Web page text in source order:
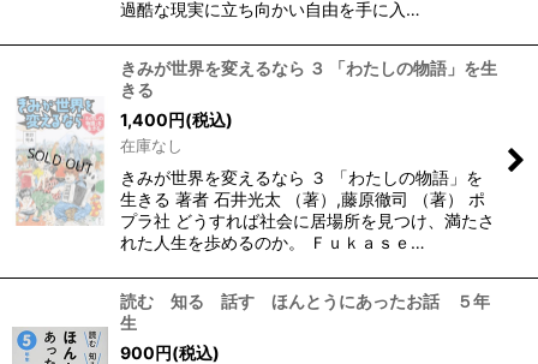
過酷な現実に立ち向かい自由を手に入…
きみが世界を変えるなら ３ 「わたしの物語」を生
きる
1,400円(税込)
在庫なし
きみが世界を変えるなら ３ 「わたしの物語」を
生きる 著者 石井光太 （著）,藤原徹司 （著） ポ
プラ社 どうすれば社会に居場所を見つけ、満たさ
れた人生を歩めるのか。 Ｆｕｋａｓｅ…
読む 知る 話す ほんとうにあったお話 ５年
生
900円(税込)